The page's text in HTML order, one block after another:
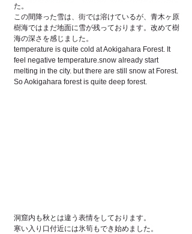
た。
この間降った雪は、街では溶けているが、青木ヶ原
樹海ではまだ地面に雪が残っております。改めて樹
海の深さを感じました。
temperature is quite cold at Aokigahara Forest. It
feel negative temperature.snow already start
melting in the city. but there are still snow at Forest.
So Aokigahara forest is quite deep forest.
洞窟内も秋とは違う表情をしております。
寒い入り口付近には氷筍もでき始めました。